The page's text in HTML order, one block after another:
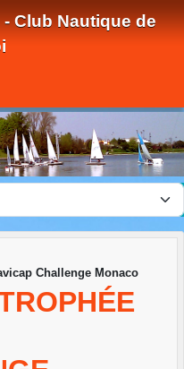
Club Nautique de
Challenge Monaco